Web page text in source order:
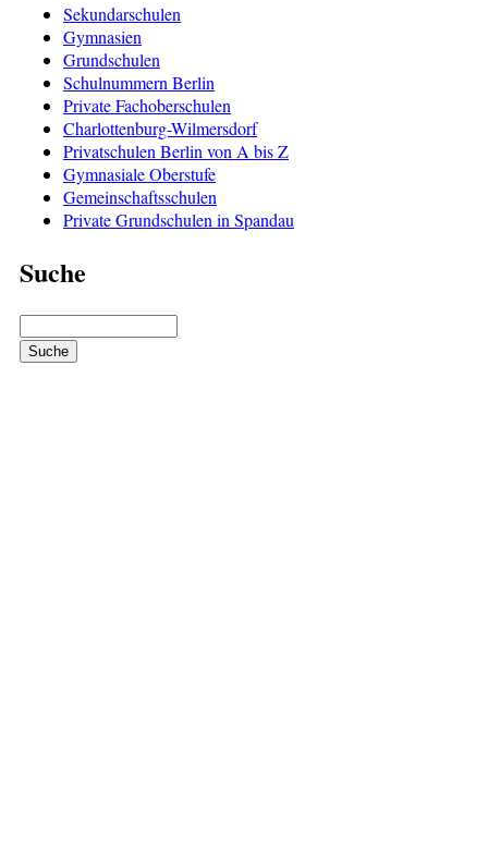
Sekundarschulen
Gymnasien
Grundschulen
Schulnummern Berlin
Private Fachoberschulen
Charlottenburg-Wilmersdorf
Privatschulen Berlin von A bis Z
Gymnasiale Oberstufe
Gemeinschaftsschulen
Private Grundschulen in Spandau
Suche